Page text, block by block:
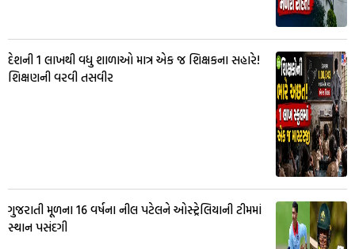
દેશની 1 લાખથી વધુ શાળાઓ માત્ર એક જ શિક્ષકના સહારે!
શિક્ષણની વરવી તસવીર
ગુજરાતી મૂળના 16 વર્ષના નીલ પટેલને ઓસ્ટ્રેલિયાની ટીમમાં
સ્થાન પસંદગી